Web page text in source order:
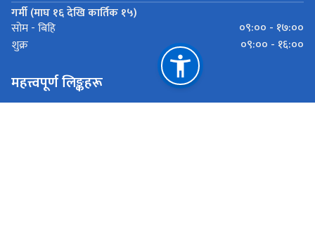
गर्मी (माघ १६ देखि कार्तिक १५)
सोम - बिहि
०९:०० - १७:००
शुक्र
०९:०० - १६:००
महत्त्वपूर्ण लिङ्कहरू